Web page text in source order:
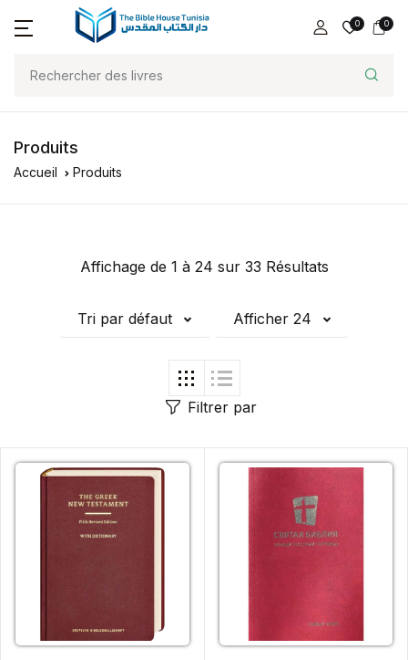
0 0
Produits
Accueil Produits
Affichage de 1 à 24 sur 33 Résultats
Tri par défaut Afficher 24
Filtrer par